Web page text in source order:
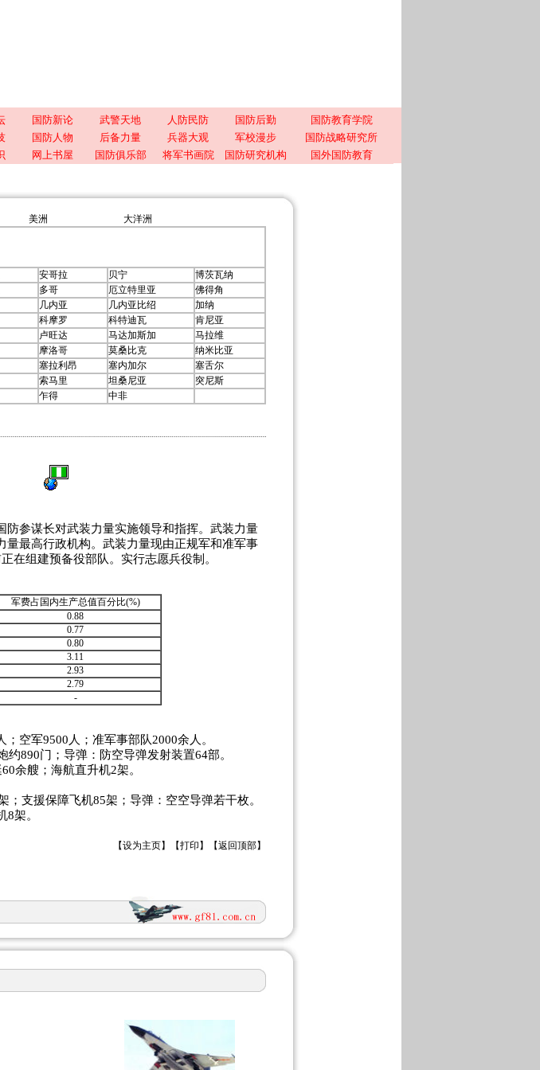
国防新论 武警天地 人防民防 国防后勤
国防教育学院
国防人物 后备力量 兵器大观 军校漫步
国防战略研究所
网上书屋 国防俱乐部 将军书画院 国防研究机构 国外国防教育
美洲 大洋洲
安哥拉 贝宁
博茨瓦纳
多哥 厄立特里亚
佛得角
几内亚 几内亚比绍
加纳
科摩罗 科特迪瓦
肯尼亚
卢旺达 马达加斯加
马拉维
摩洛哥 莫桑比克
纳米比亚
塞拉利昂 塞内加尔
塞舌尔
索马里 坦桑尼亚
突尼斯
乍得 中非
参谋长对武装力量实施领导和指挥。武装力量
最高行政机构。武装力量现由正规军和准军事
在组建预备役部队。实行志愿兵役制。
军费占国内生产总值百分比(%)
0.88
0.77
0.80
3.11
2.93
2.79
-
空军9500人；准军事部队2000余人。
890门；导弹：防空导弹发射装置64部。
余艘；海航直升机2架。
支援保障飞机85架；导弹：空空导弹若干枚。
架。
【设为主页】【打印 】【返回顶部】